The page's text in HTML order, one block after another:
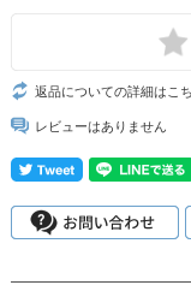
返品についての詳細はこ
レビューはありません